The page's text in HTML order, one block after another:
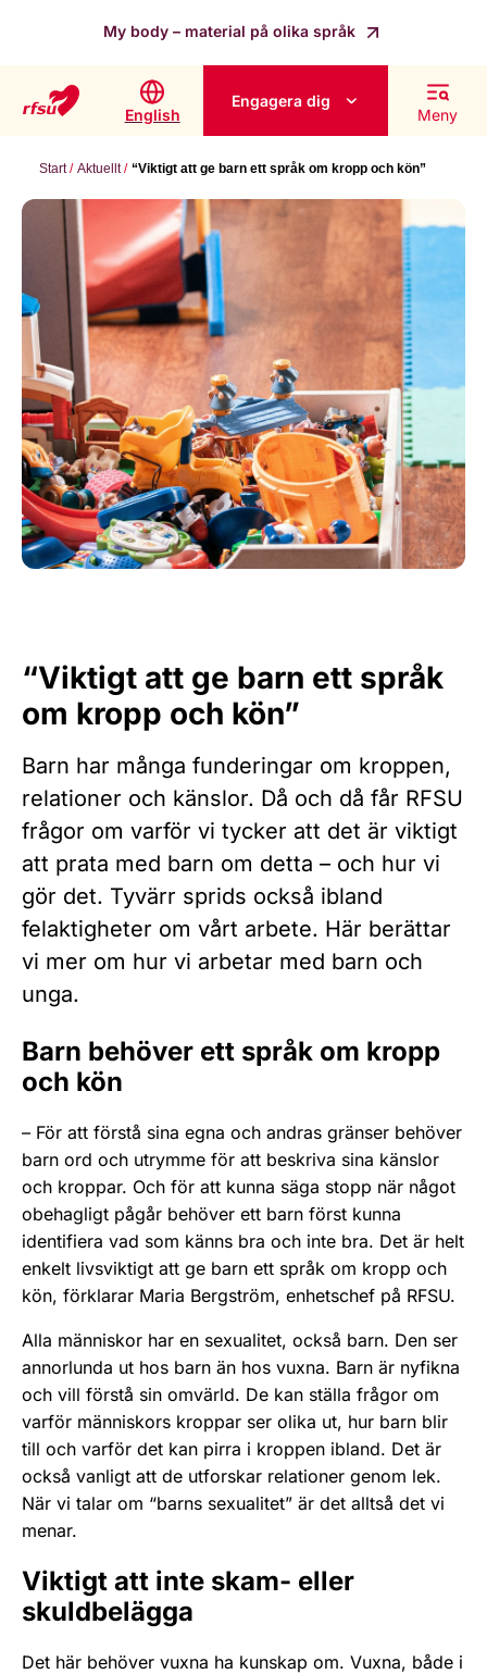
My body – material på olika språk
English
Engagera dig
Meny
Start Aktuellt “Viktigt att ge barn ett språk om kropp och kön”
“Viktigt att ge barn ett språk
om kropp och kön”
Barn har många funderingar om kroppen,
relationer och känslor. Då och då får RFSU
frågor om varför vi tycker att det är viktigt
att prata med barn om detta – och hur vi
gör det. Tyvärr sprids också ibland
felaktigheter om vårt arbete. Här berättar
vi mer om hur vi arbetar med barn och
unga.
Barn behöver ett språk om kropp
och kön
– För att förstå sina egna och andras gränser behöver
barn ord och utrymme för att beskriva sina känslor
och kroppar. Och för att kunna säga stopp när något
obehagligt pågår behöver ett barn först kunna
identifiera vad som känns bra och inte bra. Det är helt
enkelt livsviktigt att ge barn ett språk om kropp och
kön, förklarar Maria Bergström, enhetschef på RFSU.
Alla människor har en sexualitet, också barn. Den ser
annorlunda ut hos barn än hos vuxna. Barn är nyfikna
och vill förstå sin omvärld. De kan ställa frågor om
varför människors kroppar ser olika ut, hur barn blir
till och varför det kan pirra i kroppen ibland. Det är
också vanligt att de utforskar relationer genom lek.
När vi talar om “barns sexualitet” är det alltså det vi
menar.
Viktigt att inte skam- eller
skuldbelägga
Det här behöver vuxna ha kunskap om. Vuxna, både i